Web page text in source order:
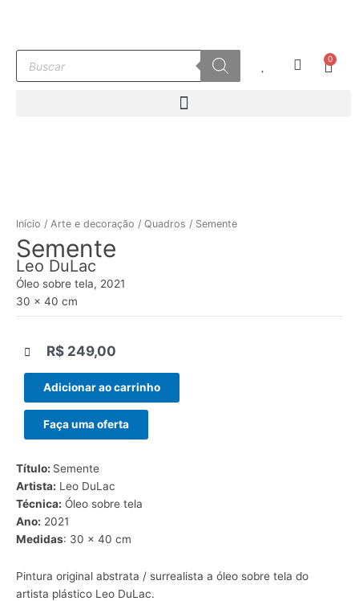
conteúdo
Pesquisar
produtos
0
Início / Arte e decoração / Quadros / Semente
Semente
Leo DuLac
Óleo sobre tela, 2021
30 x 40 cm
R$ 249,00
Adicionar ao carrinho
Faça uma oferta
Título: Semente
Artista: Leo DuLac
Técnica: Óleo sobre tela
Ano: 2021
Medidas: 30 x 40 cm
Pintura original abstrata / surrealista a óleo sobre tela do
artista plástico Leo DuLac.